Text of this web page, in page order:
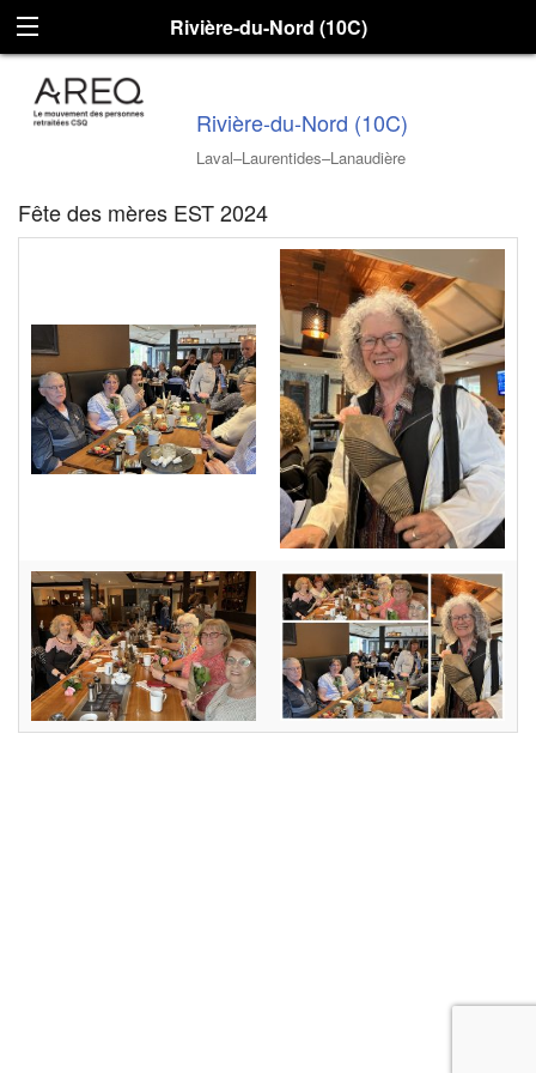
Rivière-du-Nord (10C)
Rivière-du-Nord (10C)
Laval–Laurentides–Lanaudière
Fête des mères EST 2024